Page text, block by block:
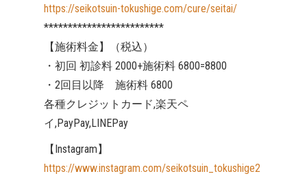
https://seikotsuin-tokushige.com/cure/seitai/
*************************
【施術料金】（税込）
・初回 初診料 2000+施術料 6800=8800
・2回目以降 施術料 6800
各種クレジットカード,楽天ペ
イ,PayPay,LINEPay
【Instagram】
https://www.instagram.com/seikotsuin_tokushige2